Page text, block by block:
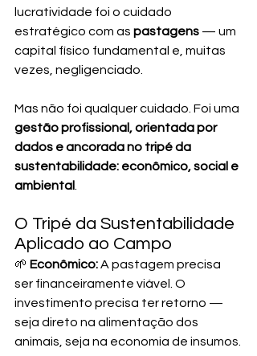
lucratividade foi o cuidado
estratégico com as pastagens — um
capital físico fundamental e, muitas
vezes, negligenciado.
Mas não foi qualquer cuidado. Foi uma
gestão profissional, orientada por
dados e ancorada no tripé da
sustentabilidade: econômico, social e
ambiental
O Tripé da Sustentabilidade
Aplicado ao Campo
🌱 Econômico: A pastagem precisa
ser financeiramente viável. O
investimento precisa ter retorno —
seja direto na alimentação dos
animais, seja na economia de insumos.